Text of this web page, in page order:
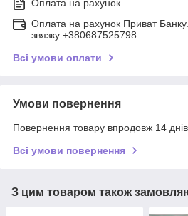
Оплата на рахунок
Оплата на рахунок Приват
звязку +380687525798
Всі умови оплати
Умови повернення
Повернення товару впродовж 14
Всі умови повернення
З цим товаром також